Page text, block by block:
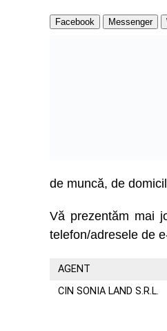
Facebook Messenger
de muncă, de
Vă prezentăm mai
telefon/adresele de
AGENT
CIN SONIA LAND S.R.L.